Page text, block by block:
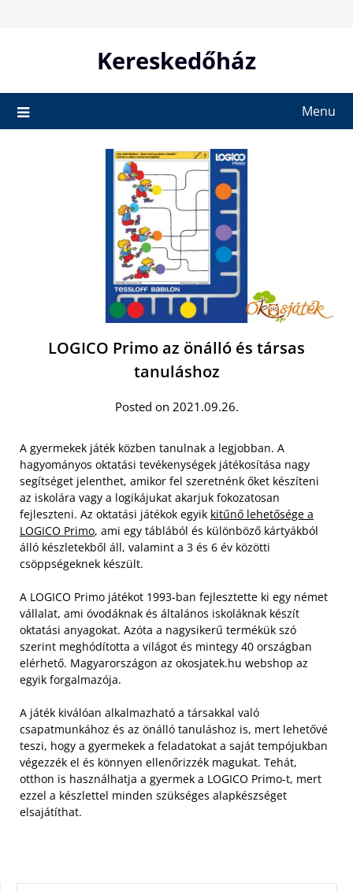
Kereskedőház
Menu
LOGICO Primo az önálló és társas
tanuláshoz
Posted on 2021.09.26.
A gyermekek játék közben tanulnak a legjobban. A
hagyományos oktatási tevékenységek játékosítása nagy
segítséget jelenthet, amikor fel szeretnénk őket készíteni
az iskolára vagy a logikájukat akarjuk fokozatosan
fejleszteni. Az oktatási játékok egyik kitűnő lehetősége a
LOGICO Primo, ami egy táblából és különböző kártyákból
álló készletekből áll, valamint a 3 és 6 év közötti
csöppségeknek készült.
A LOGICO Primo játékot 1993-ban fejlesztette ki egy német
vállalat, ami óvodáknak és általános iskoláknak készít
oktatási anyagokat. Azóta a nagysikerű termékük szó
szerint meghódította a világot és mintegy 40 országban
elérhető. Magyarországon az okosjatek.hu webshop az
egyik forgalmazója.
A játék kiválóan alkalmazható a társakkal való
csapatmunkához és az önálló tanuláshoz is, mert lehetővé
teszi, hogy a gyermekek a feladatokat a saját tempójukban
végezzék el és könnyen ellenőrizzék magukat. Tehát,
otthon is használhatja a gyermek a LOGICO Primo-t, mert
ezzel a készlettel minden szükséges alapkészséget
elsajátíthat.